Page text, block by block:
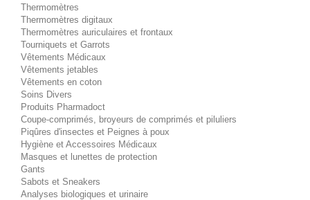
Thermomètres
Thermomètres digitaux
Thermomètres auriculaires et frontaux
Tourniquets et Garrots
Vêtements Médicaux
Vêtements jetables
Vêtements en coton
Soins Divers
Produits Pharmadoct
Coupe-comprimés, broyeurs de comprimés et piluliers
Piqûres d'insectes et Peignes à poux
Hygiène et Accessoires Médicaux
Masques et lunettes de protection
Gants
Sabots et Sneakers
Analyses biologiques et urinaire